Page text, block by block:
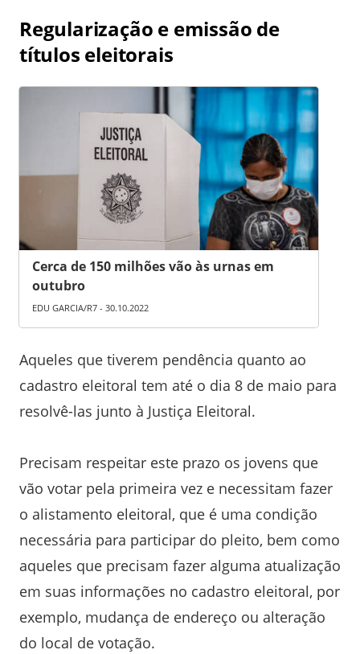
Regularização e emissão de
títulos eleitorais
Cerca de 150 milhões vão às urnas em
outubro
EDU GARCIA/R7 - 30.10.2022
Aqueles que tiverem pendência quanto ao
cadastro eleitoral tem até o dia 8 de maio para
resolvê-las junto à Justiça Eleitoral.
Precisam respeitar este prazo os jovens que
vão votar pela primeira vez e necessitam fazer
o alistamento eleitoral, que é uma condição
necessária para participar do pleito, bem como
aqueles que precisam fazer alguma atualização
em suas informações no cadastro eleitoral, por
exemplo, mudança de endereço ou alteração
do local de votação.